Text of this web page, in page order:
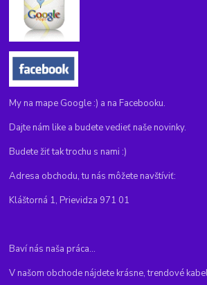
My na mape Google :) a na Facebooku.
Dajte nám like a budete vedieť naše novinky.
Budete žiť tak trochu s nami :)
Adresa obchodu, tu nás môžete navštíviť:
Kláštorná 1, Prievidza 971 01
Baví nás naša práca...
V našom obchode nájdete krásne, trendové